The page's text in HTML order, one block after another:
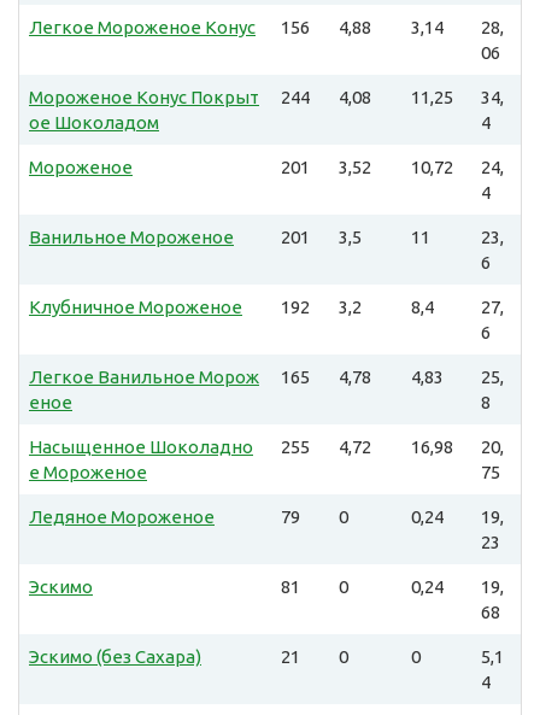
Легкое Мороженое Конус 156 4,88 3,14
28,
06
Мороженое Конус Покрыт
ое Шоколадом
244 4,08 11,25
34,
4
Мороженое 201 3,52 10,72
24,
4
Ванильное Мороженое 201 3,5 11
23,
6
Клубничное Мороженое 192 3,2 8,4
27,
6
Легкое Ванильное Морож
еное
165 4,78 4,83
25,
8
Насыщенное Шоколадно
е Мороженое
255 4,72 16,98
20,
75
Ледяное Мороженое 79 0 0,24
19,
23
Эскимо 81 0 0,24
19,
68
Эскимо (без Сахара) 21 0 0
5,1
4